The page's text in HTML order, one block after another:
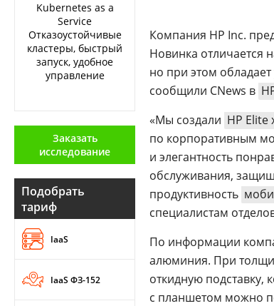
Личный
кабинет
проекте
Аналитика
Конференции
Техника
издании
Telegram
Kubernetes as a
Service
Отказоустойчивые
кластеры, быстрый
запуск, удобное
управление
Заказать
исследование
Подобрать
тариф
IaaS
IaaS ФЗ-152
Компания HP Inc.
Новинка отличается
но при этом
сообщили CNews в
«Мы создали HP Elite
по корпоративным
и элегантность
обслуживания,
продуктивность
специалистам
По информации
алюминия. При
откидную подставку,
с планшетом можно